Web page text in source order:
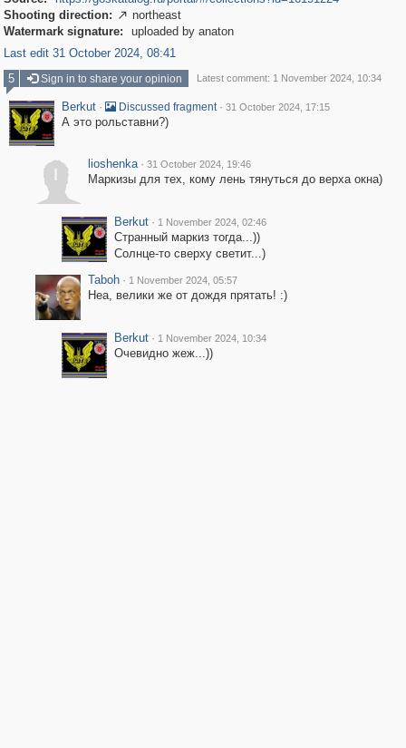
Shooting direction:  northeast
Watermark signature:
uploaded by anaton
Last edit 31 October 2024, 08:41
5
Sign in to share your opinion Latest comment: 1 November 2024, 10:34
Berkut · Discussed fragment · 31 October 2024, 17:15
А это рольставни?)
lioshenka · 31 October 2024, 19:46
Маркизы для тех, кому лень тянуться до верха окна)
Berkut · 1 November 2024, 02:46
Странный маркиз тогда...))
Солнце-то сверху светит...)
Taboh · 1 November 2024, 05:57
Неа, велики же от дождя прятать! :)
Berkut · 1 November 2024, 10:34
Очевидно жеж...))